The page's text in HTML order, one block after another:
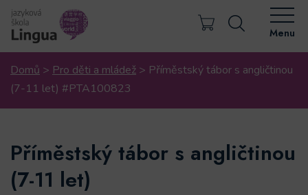
Menu
Domů > Pro děti a mládež > Příměstský tábor s angličtinou
(7-11 let) #PTA100823
Příměstský tábor s angličtinou
(7-11 let)